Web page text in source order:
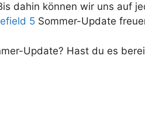
dahin können wir uns auf
5 Sommer-Update
Update? Hast du es